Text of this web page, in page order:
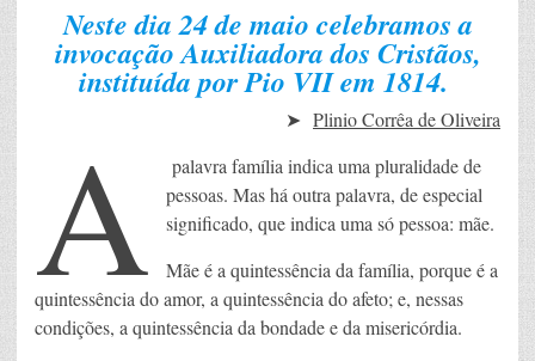
Neste dia 24 de maio celebramos a
invocação Auxiliadora dos Cristãos,
instituída por Pio VII em 1814.
➤ Plinio Corrêa de Oliveira
A
palavra família indica uma pluralidade de
pessoas. Mas há outra palavra, de especial
significado, que indica uma só pessoa: mãe.
Mãe é a quintessência da família, porque é a
quintessência do amor, a quintessência do afeto; e, nessas
condições, a quintessência da bondade e da misericórdia.